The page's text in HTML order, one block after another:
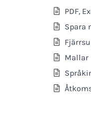
PDF,
Spara
Mallar